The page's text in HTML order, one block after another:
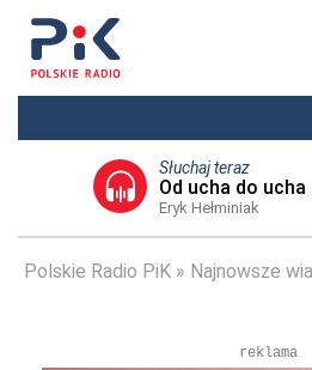
Słuchaj teraz
Od ucha do ucha
Eryk Hełminiak
Polskie Radio PiK Najnowsze
reklama